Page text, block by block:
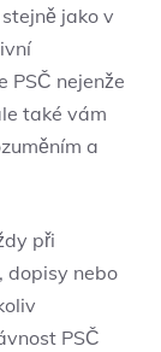
jako v
PSČ nejenže
také vám
a
při
dopisy nebo
PSČ